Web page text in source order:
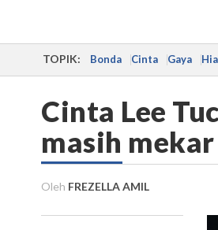
TOPIK: Bonda Cinta Gaya
Cinta Lee
masih
Oleh FREZELLA AMIL